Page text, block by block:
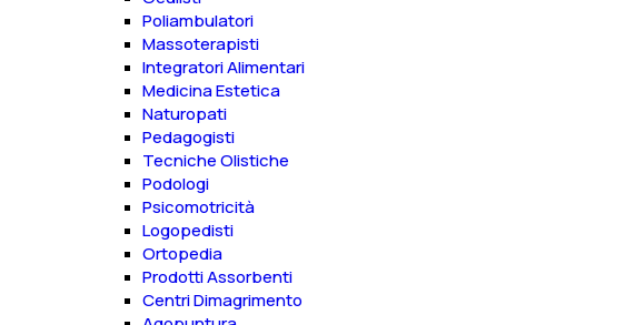
Poliambulatori
Massoterapisti
Integratori Alimentari
Medicina Estetica
Naturopati
Pedagogisti
Tecniche Olistiche
Podologi
Psicomotricità
Logopedisti
Ortopedia
Prodotti Assorbenti
Centri Dimagrimento